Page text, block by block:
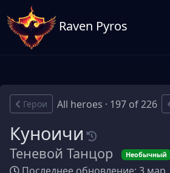
Raven Pyros
Герои All heroes · 197 of 226
Куноичи
Теневой Танцор Необычный